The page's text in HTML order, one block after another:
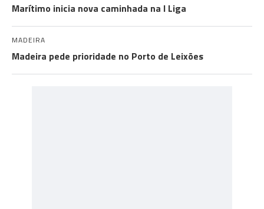
Marítimo inicia nova caminhada na I Liga
MADEIRA
Madeira pede prioridade no Porto de Leixões